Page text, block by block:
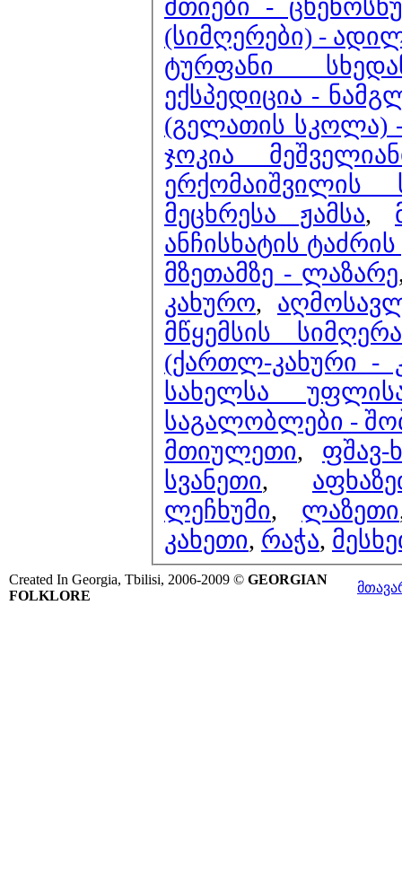
მთიები -
(სიმღერები) -
ტურფანი
ექსპედიცია -
(გელათის სკოლა)
ჯოკია
მეცხრესა ჟამსა,
ანჩისხატის
მზეთამზე - ლაზარე
კახურო,
მწყემსის სიმღერა
(ქართლ-კახური -
სახელსა
საგალობლები -
მთიულეთი, ფშავ-
სვანეთი,
ლეჩხუმი, ლაზეთი
კახეთი, რაჭა,
Created In Georgia, Tbilisi, 2006-2009 © GEORGIAN
FOLKLORE